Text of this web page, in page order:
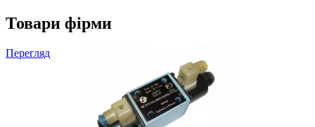
Товари фірми
Перегляд